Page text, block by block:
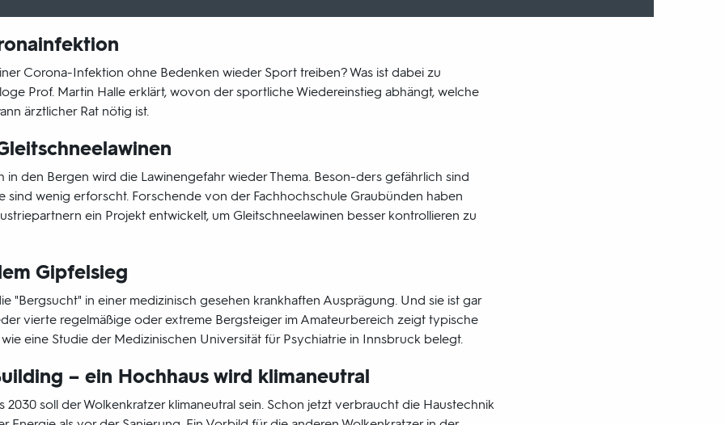
Corona-Infektion ohne Bedenken wieder Sport treiben? Was ist dabei zu
Prof. Martin Halle erklärt, wovon der sportliche Wiedereinstieg abhängt, welche
ärztlicher Rat nötig ist.
in den Bergen wird die Lawinengefahr wieder Thema. Beson-ders gefährlich sind
sind wenig erforscht. Forschende von der Fachhochschule Graubünden haben
ein Projekt entwickelt, um Gleitschneelawinen besser kontrollieren zu
Gipfelsieg
"Bergsucht" in einer medizinisch gesehen krankhaften Ausprägung. Und sie ist gar
vierte regelmäßige oder extreme Bergsteiger im Amateurbereich zeigt typische
eine Studie der Medizinischen Universität für Psychiatrie in Innsbruck belegt.
– ein Hochhaus wird klimaneutral
2030 soll der Wolkenkratzer klimaneutral sein. Schon jetzt verbraucht die Haustechnik